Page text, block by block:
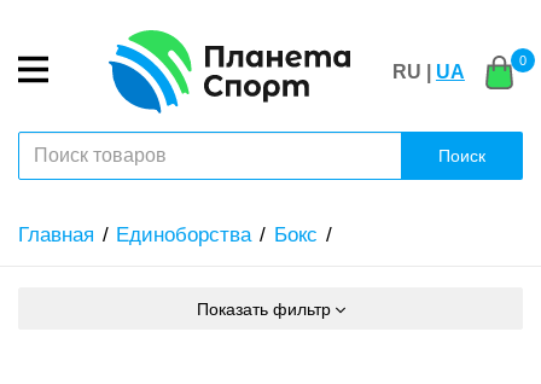
RU | UA
0
Поиск
Главная Единоборства Бокс
Показать фильтр